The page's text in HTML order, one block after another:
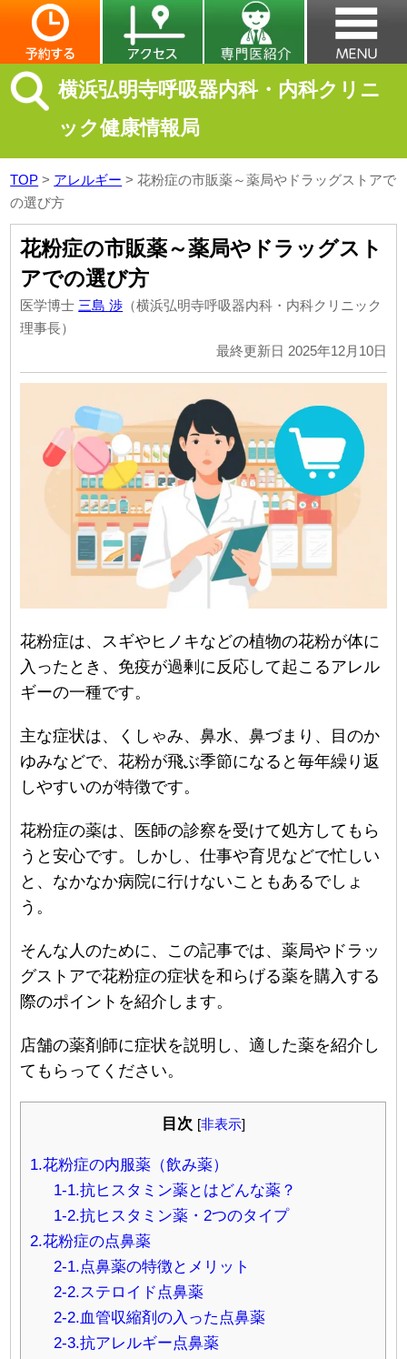
横浜弘明寺呼吸器内科・内科クリニ
ック健康情報局
TOP > アレルギー >花粉症の市販薬～薬局やドラッグストアで
の選び方
花粉症の市販薬～薬局やドラッグスト
アでの選び方
医学博士 三島 渉 （横浜弘明寺呼吸器内科・内科クリニック
理事長）
最終更新日 2025年12月10日
花粉症は、スギやヒノキなどの植物の花粉が体に
入ったとき、免疫が過剰に反応して起こるアレル
ギーの一種です。
主な症状は、くしゃみ、鼻水、鼻づまり、目のか
ゆみなどで、花粉が飛ぶ季節になると毎年繰り返
しやすいのが特徴です。
花粉症の薬は、医師の診察を受けて処方してもら
うと安心です。しかし、仕事や育児などで忙しい
と、なかなか病院に行けないこともあるでしょ
う。
そんな人のために、この記事では、薬局やドラッ
グストアで花粉症の症状を和らげる薬を購入する
際のポイントを紹介します。
店舗の薬剤師に症状を説明し、適した薬を紹介し
てもらってください。
目次 [非表示]
1.花粉症の内服薬（飲み薬）
1-1.抗ヒスタミン薬とはどんな薬？
1-2.抗ヒスタミン薬・2つのタイプ
2.花粉症の点鼻薬
2-1.点鼻薬の特徴とメリット
2-2.ステロイド点鼻薬
2-2.血管収縮剤の入った点鼻薬
2-3.抗アレルギー点鼻薬